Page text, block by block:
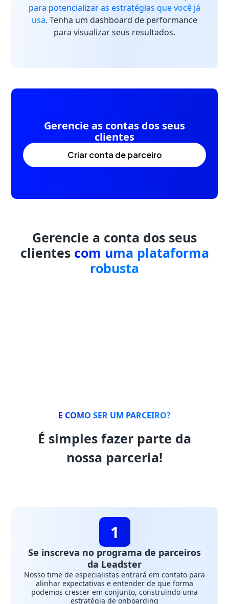
para potencializar as estratégias que você já
usa. Tenha um dashboard de performance
para visualizar seus resultados.
Gerencie as contas dos seus
clientes
criar conta de parceiro
Gerencie a conta dos seus
clientes com uma plataforma
robusta
E COMO SER UM PARCEIRO?
É simples fazer parte da
nossa parceria!
1
Se inscreva no programa de parceiros
da Leadster
Nosso time de especialistas entrará em contato para
alinhar expectativas e entender de que forma
podemos crescer em conjunto, construindo uma
estratégia de onboarding